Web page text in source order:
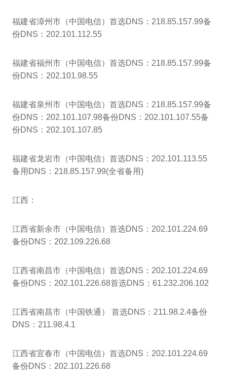
福建省漳州市（中国电信）首选DNS：218.85.157.99备
份DNS：202.101.112.55
福建省福州市（中国电信）首选DNS：218.85.157.99备
份DNS：202.101.98.55
福建省泉州市（中国电信）首选DNS：218.85.157.99备
份DNS：202.101.107.98备份DNS：202.101.107.55备
份DNS：202.101.107.85
福建省龙岩市（中国电信）首选DNS：202.101.113.55
备用DNS：218.85.157.99(全省备用)
江西：
江西省新余市（中国电信）首选DNS：202.101.224.69
备份DNS：202.109.226.68
江西省南昌市（中国电信）首选DNS：202.101.224.69
备份DNS：202.101.226.68首选DNS：61.232.206.102
江西省南昌市（中国铁通） 首选DNS：211.98.2.4备份
DNS：211.98.4.1
江西省宜春市（中国电信）首选DNS：202.101.224.69
备份DNS：202.101.226.68